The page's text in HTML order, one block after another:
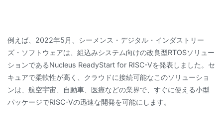
例えば、2022年5月、シーメンス・デジタル・インダストリー
ズ・ソフトウェアは、組込みシステム向けの改良型RTOSソリュー
ションであるNucleus ReadyStart for RISC-Vを発表しました。セ
キュアで柔軟性が高く、クラウドに接続可能なこのソリューショ
ンは、航空宇宙、自動車、医療などの業界で、すぐに使える小型
パッケージでRISC-Vの迅速な開発を可能にします。